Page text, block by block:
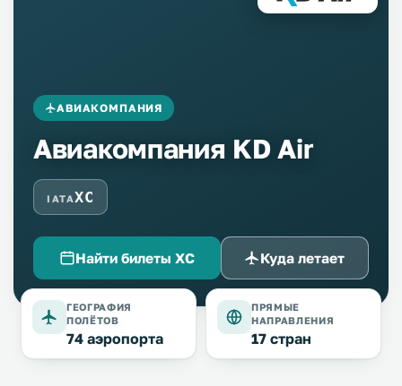
АВИАКОМПАНИЯ
Авиакомпания KD Air
IATAXC
Найти билеты XC Куда летает
ГЕОГРАФИЯ
ПОЛЁТОВ
74 аэропорта
ПРЯМЫЕ
НАПРАВЛЕНИЯ
17 стран